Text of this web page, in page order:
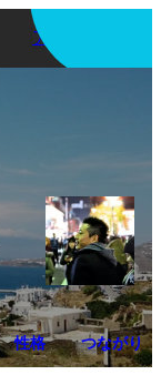
アプリを使う
性格 つながり